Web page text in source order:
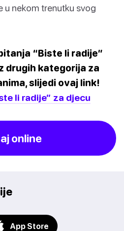
u nekom trenutku svog
“Biste li radije”
drugih kategorija za
slijedi ovaj link!
li radije” za djecu
online
App Store